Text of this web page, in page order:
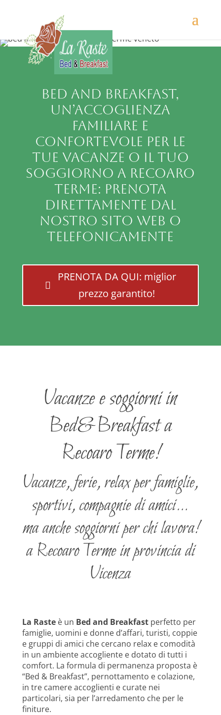
Bed and Breakfast,
un’accoglienza
familiare e
confortevole per le
tue vacanze o il tuo
soggiorno a Recoaro
Terme: prenota
direttamente dal
nostro sito web o
telefonicamente
PRENOTA DA QUI: miglior
prezzo garantito!
Vacanze e soggiorni in
Bed&Breakfast a
Recoaro Terme!
Vacanze, ferie, relax per famiglie,
sportivi, compagnie di amici…
ma anche soggiorni per chi lavora!
a Recoaro Terme in provincia di
Vicenza
La Rasteè un Bed and Breakfastperfetto per
famiglie, uomini e donne d’affari, turisti, coppie
e gruppi di amici che cercano relax e comodità
in un ambiente accogliente e dotato di tutti i
comfort. La formula di permanenza proposta è
“Bed & Breakfast”, pernottamento e colazione,
in tre camere accoglienti e curate nei
particolari, sia per l’arredamento che per le
finiture.